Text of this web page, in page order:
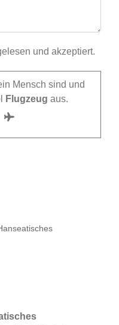
und akzeptiert.
Mensch sind und
Flugzeug aus.